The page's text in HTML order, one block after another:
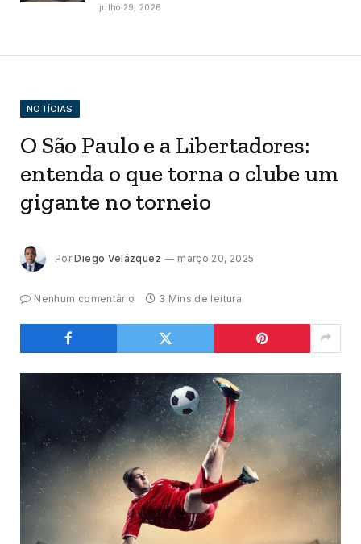
julho 29, 2026
NOTÍCIAS
O São Paulo e a Libertadores:
entenda o que torna o clube um
gigante no torneio
Por Diego Velázquez março 20, 2025
Nenhum comentário 3 Mins de leitura